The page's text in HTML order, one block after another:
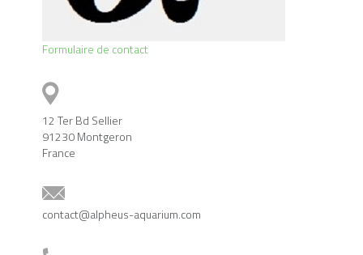
Formulaire de contact
12 Ter Bd Sellier
91230 Montgeron
France
contact@alpheus-aquarium.com